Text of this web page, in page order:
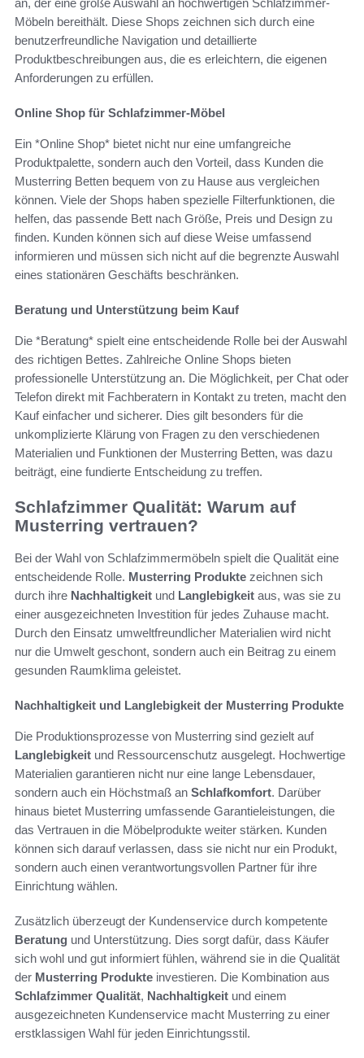
Möbeln bereithält. Diese Shops zeichnen sich durch eine
benutzerfreundliche Navigation und detaillierte
Produktbeschreibungen aus, die es erleichtern, die eigenen
Anforderungen zu erfüllen.
Online Shop für Schlafzimmer-Möbel
Ein *Online Shop* bietet nicht nur eine umfangreiche
Produktpalette, sondern auch den Vorteil, dass Kunden die
Musterring Betten bequem von zu Hause aus vergleichen
können. Viele der Shops haben spezielle Filterfunktionen, die
helfen, das passende Bett nach Größe, Preis und Design zu
finden. Kunden können sich auf diese Weise umfassend
informieren und müssen sich nicht auf die begrenzte Auswahl
eines stationären Geschäfts beschränken.
Beratung und Unterstützung beim Kauf
Die *Beratung* spielt eine entscheidende Rolle bei der Auswahl
des richtigen Bettes. Zahlreiche Online Shops bieten
professionelle Unterstützung an. Die Möglichkeit, per Chat oder
Telefon direkt mit Fachberatern in Kontakt zu treten, macht den
Kauf einfacher und sicherer. Dies gilt besonders für die
unkomplizierte Klärung von Fragen zu den verschiedenen
Materialien und Funktionen der Musterring Betten, was dazu
beiträgt, eine fundierte Entscheidung zu treffen.
Schlafzimmer Qualität: Warum auf
Musterring vertrauen?
Bei der Wahl von Schlafzimmermöbeln spielt die Qualität eine
entscheidende Rolle. Musterring Produkte zeichnen sich
durch ihre Nachhaltigkeit und Langlebigkeit aus, was sie zu
einer ausgezeichneten Investition für jedes Zuhause macht.
Durch den Einsatz umweltfreundlicher Materialien wird nicht
nur die Umwelt geschont, sondern auch ein Beitrag zu einem
gesunden Raumklima geleistet.
Nachhaltigkeit und Langlebigkeit der Musterring Produkte
Die Produktionsprozesse von Musterring sind gezielt auf
Langlebigkeit und Ressourcenschutz ausgelegt. Hochwertige
Materialien garantieren nicht nur eine lange Lebensdauer,
sondern auch ein Höchstmaß an Schlafkomfort. Darüber
hinaus bietet Musterring umfassende Garantieleistungen, die
das Vertrauen in die Möbelprodukte weiter stärken. Kunden
können sich darauf verlassen, dass sie nicht nur ein Produkt,
sondern auch einen verantwortungsvollen Partner für ihre
Einrichtung wählen.
Zusätzlich überzeugt der Kundenservice durch kompetente
Beratung und Unterstützung. Dies sorgt dafür, dass Käufer
sich wohl und gut informiert fühlen, während sie in die Qualität
der Musterring Produkte investieren. Die Kombination aus
Schlafzimmer Qualität, Nachhaltigkeit und einem
ausgezeichneten Kundenservice macht Musterring zu einer
erstklassigen Wahl für jeden Einrichtungsstil.